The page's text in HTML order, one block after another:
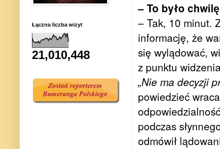
– To było
– Tak, 10 minut.
informację, że
się wylądować,
z punktu
„Nie ma decyzji
powiedzieć
podczas
odmówił
Łączna liczba wizyt
21,010,448